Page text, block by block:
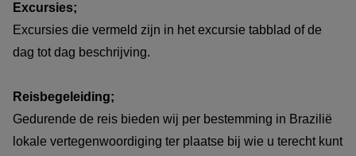
Excursies;
Excursies die vermeld zijn in het excursie tabblad of de
dag tot dag beschrijving.
Reisbegeleiding;
Gedurende de reis bieden wij per bestemming in Brazilië
lokale vertegenwoordiging ter plaatse bij wie u terecht kunt